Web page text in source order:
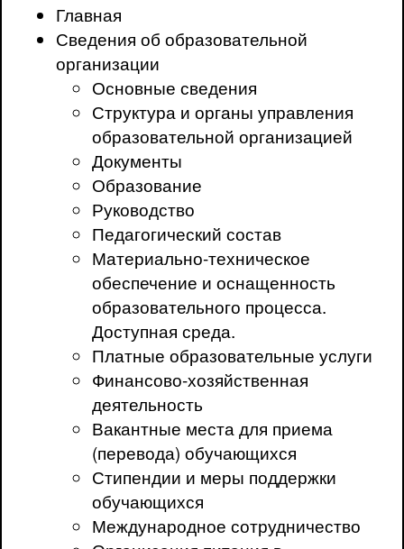
Главная
Сведения об образовательной
организации
Основные сведения
Структура и органы управления
образовательной организацией
Документы
Образование
Руководство
Педагогический состав
Материально-техническое
обеспечение и оснащенность
образовательного процесса.
Доступная среда.
Платные образовательные услуги
Финансово-хозяйственная
деятельность
Вакантные места для приема
(перевода) обучающихся
Стипендии и меры поддержки
обучающихся
Международное сотрудничество